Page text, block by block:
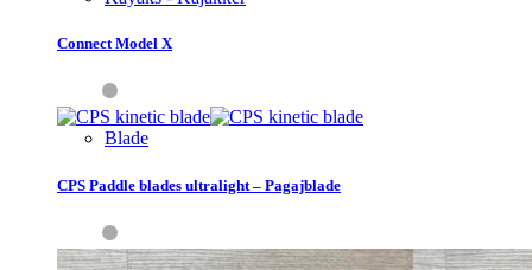
Connect Model X
Blade
CPS Paddle blades ultralight – Pagajblade